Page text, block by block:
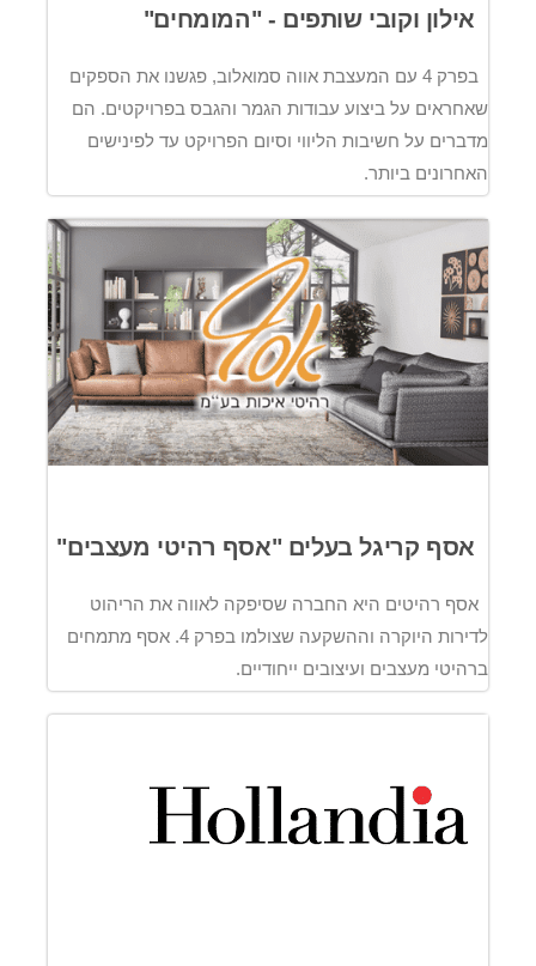
אילון וקובי שותפים - "המומחים"
בפרק 4 עם המעצבת אווה סמואלוב, פגשנו את הספקים
שאחראים על ביצוע עבודות הגמר והגבס בפרויקטים. הם
מדברים על חשיבות הליווי וסיום הפרויקט עד לפינישים
האחרונים ביותר.
אסף קריגל בעלים "אסף רהיטי מעצבים"
אסף רהיטים היא החברה שסיפקה לאווה את הריהוט
לדירות היוקרה וההשקעה שצולמו בפרק 4. אסף מתמחים
ברהיטי מעצבים ועיצובים ייחודיים.